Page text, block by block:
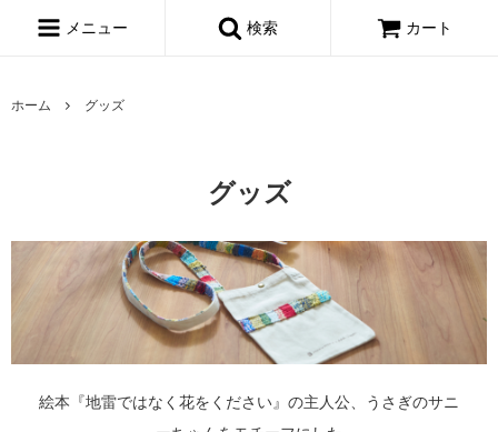
メニュー 検索 カート
ホーム グッズ
グッズ
絵本『地雷ではなく花をください』の主人公、うさぎのサニ